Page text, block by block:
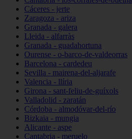
Cáceres - jerte
Zaragoza - ariza
Granada - galera
Lleida - alfarràs
Granada - guadahortuna
Ourense - o-barco-de-valdeorras
Barcelona - cardedeu
Sevilla - mairena-del-aljarafe
Valencia - llíria
Girona - sant-feliu-de-guíxols
Valladolid - zaratán
Córdoba - almodóvar-del-río
Bizkaia - mungia
Alicante - aspe
Cantabria - meruelo